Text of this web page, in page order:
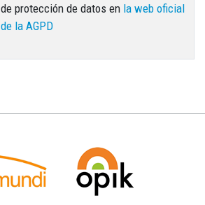
de protección de datos en la web oficial
de la AGPD